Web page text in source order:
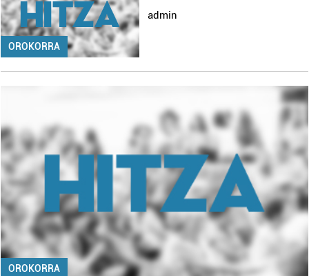
OROKORRA
admin
OROKORRA